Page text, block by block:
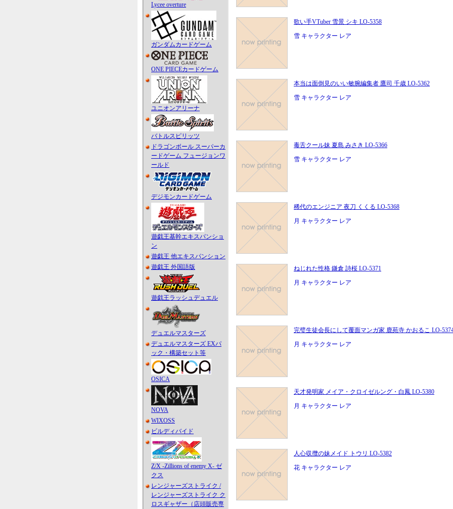
Lycee overture
ガンダムカードゲーム
ONE PIECEカードゲーム
ユニオンアリーナ
バトルスピリッツ
ドラゴンボール スーパーカ
ードゲーム フュージョンワ
ールド
デジモンカードゲーム
遊戯王基幹エキスパンショ
ン
遊戯王 他エキスパンション
遊戯王 外国語版
遊戯王ラッシュデュエル
デュエルマスターズ
デュエルマスターズ EXパ
ック・構築セット等
OSICA
NOVA
WIXOSS
ビルディバイド
Z/X -Zillions of enemy X- ゼ
クス
レンジャーズストライク /
レンジャーズストライク ク
ロスギャザー（店頭販売専
歌い手VTuber 雪景 シキ LO-5358
雪 キャラクター レア
本当は面倒見のいい敏腕編集者 鷹司 千歳 LO-5362
雪 キャラクター レア
毒舌クール妹 夏島 みさき LO-5366
雪 キャラクター レア
稀代のエンジニア 夜刀 くくる LO-5368
月 キャラクター レア
ねじれた性格 鎌倉 詩桜 LO-5371
月 キャラクター レア
完璧生徒会長にして覆面マンガ家 鹿苑寺 かおるこ LO-
月 キャラクター レア
天才発明家 メイア・クロイゼルング・白鳳 LO-5380
月 キャラクター レア
人心収攬の妹メイド トウリ LO-5382
花 キャラクター レア